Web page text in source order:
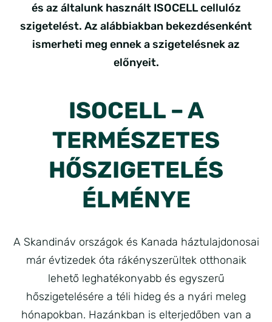
és az általunk használt ISOCELL cellulóz
szigetelést. Az alábbiakban bekezdésenként
ismerheti meg ennek a szigetelésnek az
előnyeit.
ISOCELL – A
TERMÉSZETES
HŐSZIGETELÉS
ÉLMÉNYE
A Skandináv országok és Kanada háztulajdonosai
már évtizedek óta rákényszerültek otthonaik
lehető leghatékonyabb és egyszerű
hőszigetelésére a téli hideg és a nyári meleg
hónapokban. Hazánkban is elterjedőben van a